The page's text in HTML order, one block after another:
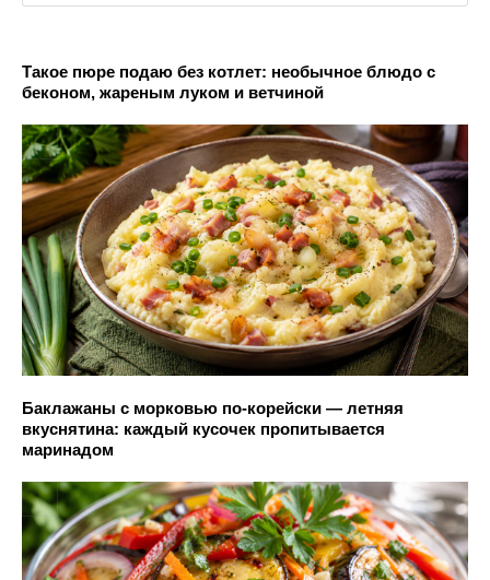
Такое пюре подаю без котлет: необычное блюдо с
беконом, жареным луком и ветчиной
Баклажаны с морковью по-корейски — летняя
вкуснятина: каждый кусочек пропитывается
маринадом